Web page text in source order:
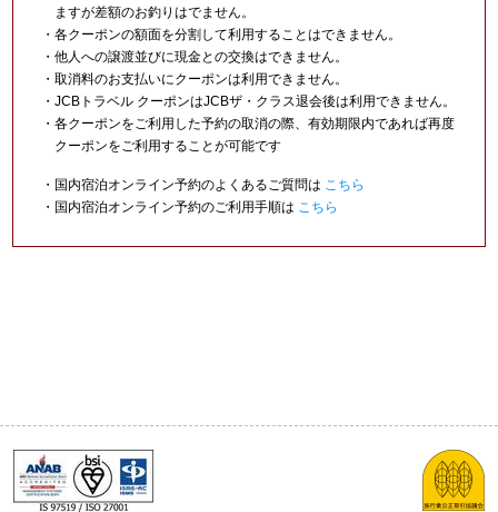
ますが差額のお釣りはでません。
・各クーポンの額面を分割して利用することはできません。
・他人への譲渡並びに現金との交換はできません。
・取消料のお支払いにクーポンは利用できません。
・JCBトラベル クーポンはJCBザ・クラス退会後は利用できません。
・各クーポンをご利用した予約の取消の際、有効期限内であれば再度
クーポンをご利用することが可能です
・国内宿泊オンライン予約のよくあるご質問は こちら
・国内宿泊オンライン予約のご利用手順は こちら